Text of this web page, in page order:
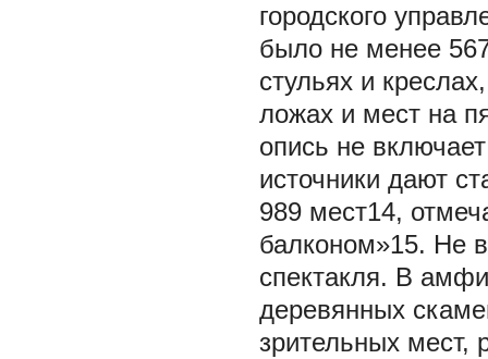
городского
было не менее
стульях и
ложах и мест на
опись не
источники дают
989 мест14,
балконом»15. Не
спектакля. В
деревянных
зрительных мест,